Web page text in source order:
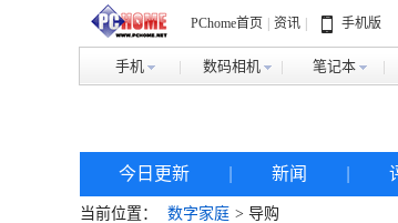
PChome首页 资讯 手机版
手机 数码相机 笔记本
今日更新 新闻
当前位置： 数字家庭 > 导购